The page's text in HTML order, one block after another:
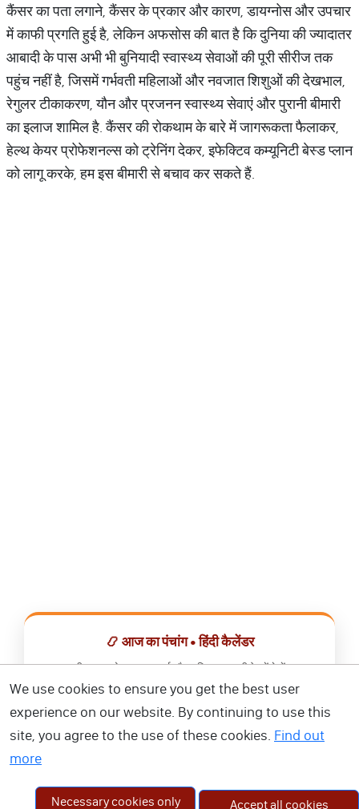
कैंसर का पता लगाने, कैंसर के प्रकार और कारण, डायग्नोस और उपचार
में काफी प्रगति हुई है, लेकिन अफसोस की बात है कि दुनिया की ज्यादातर
आबादी के पास अभी भी बुनियादी स्वास्थ्य सेवाओं की पूरी सीरीज तक
पहुंच नहीं है, जिसमें गर्भवती महिलाओं और नवजात शिशुओं की देखभाल,
रेगुलर टीकाकरण, यौन और प्रजनन स्वास्थ्य सेवाएं और पुरानी बीमारी
का इलाज शामिल है. कैंसर की रोकथाम के बारे में जागरूकता फैलाकर,
हेल्थ केयर प्रोफेशनल्स को ट्रेनिंग देकर, इफेक्टिव कम्यूनिटी बेस्ड प्लान
को लागू करके, हम इस बीमारी से बचाव कर सकते हैं.
📿 आज का पंचांग • हिंदी कैलेंडर
सभी व्रत, त्योहार, शुभ मुहूर्त और राशिफल एक ही ऐप में देखें।
📅 हिंदी कैलेंडर ऐप डाउनलोड करें
We use cookies to ensure you get the best user
experience on our website. By continuing to use this
site, you agree to the use of these cookies. Find out
more
Necessary cookies only Accept all cookies